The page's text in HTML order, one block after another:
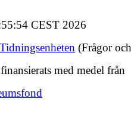
CEST 2026
Tidningsenheten (Frågor
med medel från